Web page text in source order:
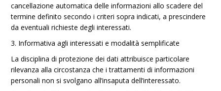
cancellazione automatica delle informazioni allo scadere del
termine definito secondo i criteri sopra indicati, a prescindere
da eventuali richieste degli interessati.
3. Informativa agli interessati e modalità semplificate
La disciplina di protezione dei dati attribuisce particolare
rilevanza alla circostanza che i trattamenti di informazioni
personali non si svolgano all’insaputa dell’interessato.